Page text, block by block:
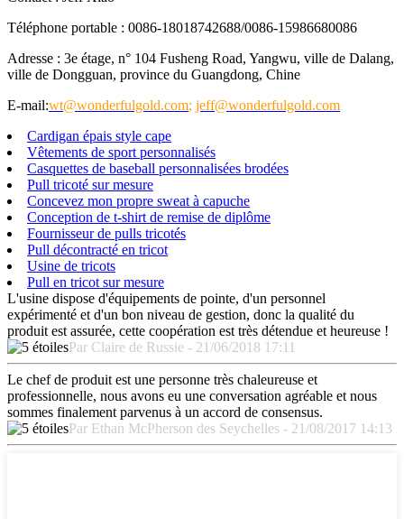
Téléphone portable : 0086-18018742688/0086-15986680086
Adresse : 3e étage, n° 104 Fusheng Road, Yangwu, ville de Dalang,
ville de Dongguan, province du Guangdong, Chine
E-mail:wt@wonderfulgold.com; jeff@wonderfulgold.com
Cardigan épais style cape
Vêtements de sport personnalisés
Casquettes de baseball personnalisées brodées
Pull tricoté sur mesure
Concevez mon propre sweat à capuche
Conception de t-shirt de remise de diplôme
Fournisseur de pulls tricotés
Pull décontracté en tricot
Usine de tricots
Pull en tricot sur mesure
L'usine dispose d'équipements de pointe, d'un personnel
expérimenté et d'un bon niveau de gestion, donc la qualité du
produit est assurée, cette coopération est très détendue et heureuse !
Par Claire de Russie - 21/06/2018 17:11
Le chef de produit est une personne très chaleureuse et
professionnelle, nous avons eu une conversation agréable et nous
sommes finalement parvenus à un accord de consensus.
Par Ethan McPherson des Seychelles - 21/08/2017 14:13